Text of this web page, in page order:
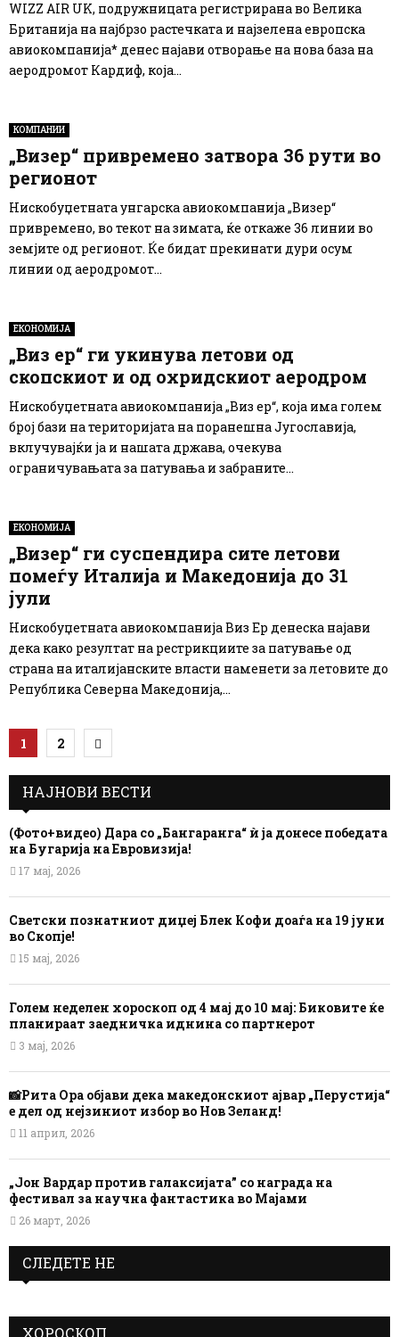
WIZZ AIR UK, подружницата регистрирана во Велика
Британија на најбрзо растечката и најзелена европска
авиокомпанија* денес најави отворање на нова база на
аеродромот Кардиф, која...
КОМПАНИИ
„Визер“ привремено затвора 36 рути во
регионот
Нискобуџетната унгарска авиокомпанија „Визер“
привремено, во текот на зимата, ќе откаже 36 линии во
земјите од регионот. Ќе бидат прекинати дури осум
линии од аеродромот...
ЕКОНОМИЈА
„Виз ер“ ги укинува летови од
скопскиот и од охридскиот аеродром
Нискобуџетната авиокомпанија „Виз ер“, која има голем
број бази на територијата на поранешна Југославија,
вклучувајќи ја и нашата држава, очекува
ограничувањата за патувања и забраните...
ЕКОНОМИЈА
„Визер“ ги суспендира сите летови
помеѓу Италија и Македонија до 31
јули
Нискобуџетната авиокомпанија Виз Ер денеска најави
дека како резултат на рестрикциите за патување од
страна на италијанските власти наменети за летовите до
Република Северна Македонија,...
Posts
pagination
1 2
НАЈНОВИ ВЕСТИ
(Фото+видео) Дара со „Бангаранга“ ѝ ја донесе победата
на Бугарија на Евровизија!
17 мај, 2026
Светски познатниот диџеј Блек Кофи доаѓа на 19 јуни
во Скопје!
15 мај, 2026
Голем неделен хороскоп од 4 мај до 10 мај: Биковите ќе
планираат заедничка иднина со партнерот
3 мај, 2026
📸Рита Ора објави дека македонскиот ајвар „Перустија“
е дел од нејзиниот избор во Нов Зеланд!
11 април, 2026
„Јон Вардар против галаксијата” со награда на
фестивал за научна фантастика во Мајами
26 март, 2026
СЛЕДЕТЕ НЕ
ХОРОСКОП